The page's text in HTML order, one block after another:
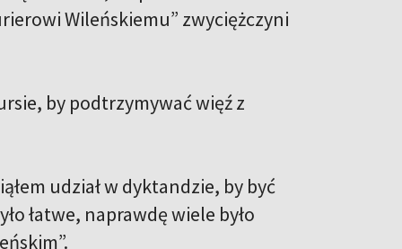
Wileńskiemu” zwyciężczyni
by podtrzymywać więź z
udział w dyktandzie, by być
łatwe, naprawdę wiele było